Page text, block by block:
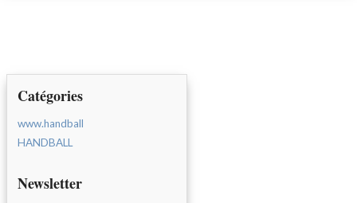
Catégories
www.handball
HANDBALL
Newsletter